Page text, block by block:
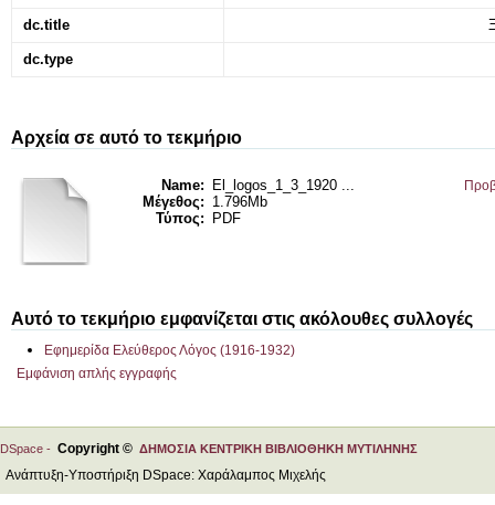
dc.title
dc.type
Αρχεία σε αυτό το τεκμήριο
Name:
El_logos_1_3_1920 ...
Μέγεθος: 1.796Mb
Τύπος:
PDF
Αυτό το τεκμήριο εμφανίζεται στις ακόλουθες συλλογές
Εφημερίδα Ελεύθερος Λόγος (1916-1932)
Εμφάνιση απλής εγγραφής
DSpace - Copyright © ΔΗΜΟΣΙΑ ΚΕΝΤΡΙΚΗ ΒΙΒΛΙΟΘΗΚΗ ΜΥΤΙΛΗΝΗΣ
Ανάπτυξη-Υποστήριξη DSpace: Χαράλαμπος Μιχελής